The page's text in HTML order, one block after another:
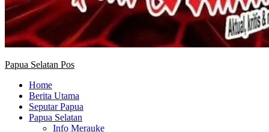
Papua Selatan Pos
Home
Berita Utama
Seputar Papua
Papua Selatan
Info Merauke